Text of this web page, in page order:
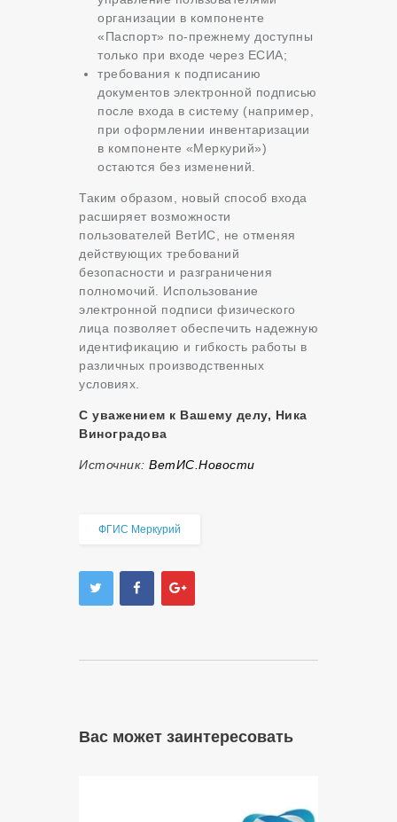
организации в компоненте
«Паспорт» по-прежнему доступны
только при входе через ЕСИА;
требования к подписанию
документов электронной подписью
после входа в систему (например,
при оформлении инвентаризации
в компоненте «Меркурий»)
остаются без изменений.
Таким образом, новый способ входа
расширяет возможности
пользователей ВетИС, не отменяя
действующих требований
безопасности и разграничения
полномочий. Использование
электронной подписи физического
лица позволяет обеспечить надежную
идентификацию и гибкость работы в
различных производственных
условиях.
С уважением к Вашему делу, Ника
Виноградова
Источник: ВетИС.Новости
ФГИС Меркурий
Вас может заинтересовать